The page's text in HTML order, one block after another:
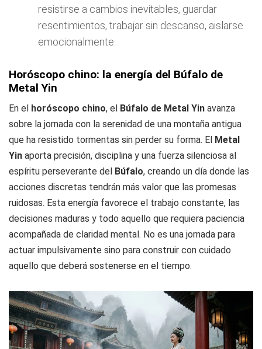
resistirse a cambios inevitables, guardar
resentimientos, trabajar sin descanso, aislarse
emocionalmente
Horóscopo chino: la energía del Búfalo de
Metal Yin
En el horóscopo chino, el Búfalo de Metal Yin avanza
sobre la jornada con la serenidad de una montaña antigua
que ha resistido tormentas sin perder su forma. El Metal
Yin aporta precisión, disciplina y una fuerza silenciosa al
espíritu perseverante del Búfalo, creando un día donde las
acciones discretas tendrán más valor que las promesas
ruidosas. Esta energía favorece el trabajo constante, las
decisiones maduras y todo aquello que requiera paciencia
acompañada de claridad mental. No es una jornada para
actuar impulsivamente sino para construir con cuidado
aquello que deberá sostenerse en el tiempo.